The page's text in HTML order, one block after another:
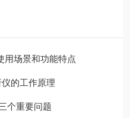
用场景和功能特点
的工作原理
个重要问题